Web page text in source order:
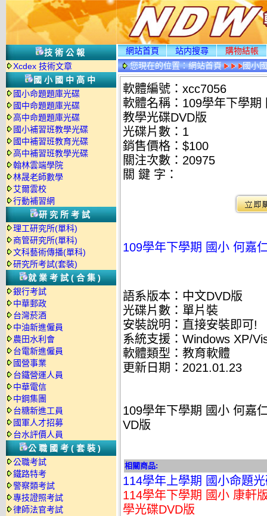
技術公報
Xcdex 技術文章
國小國中高中
國小命題題庫光碟
國中命題題庫光碟
高中命題題庫光碟
國小補習班教學光碟
國中補習班教育光碟
高中補習班教學光碟
翰林雲端學院
林晟老師數學
艾爾雲校
行動補習網
研究所考試
理工研究所(單科)
商管研究所(單科)
文科藝術傳播(單科)
研究所考試(套裝)
就業考試(合集)
銀行考試
中華郵政
台灣菸酒
中油新進僱員
農田水利會
台電新進僱員
國營事業
台鐵營運人員
中華電信
中鋼集團
台糖新進工員
國軍人才招募
台水評價人員
公職國考(套裝)
公職考試
鐵路特考
警察類考試
專技證照考試
律師法官考試
網站首頁 站内搜尋
購物結帳
您現在的位置：網站首頁 國小
軟體編號：xcc7056
軟體名稱：109學年下學
教學光碟DVD版
光碟片數：1
銷售價格：$100
關注次數： 20975
關 鍵 字：
109學年下學期 國小 何嘉
語系版本：中文DVD版
光碟片數：單片裝
安裝說明：直接安裝即可!
系統支援：Windows XP/
軟體類型：教育軟體
更新日期：2021.01.23
109學年下學期 國小 何嘉
VD版
相關商品:
114學年上學期 國小命題
114學年下學期 國小 康軒
學光碟DVD版